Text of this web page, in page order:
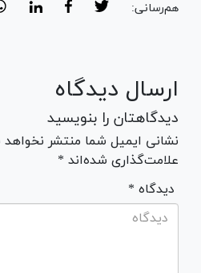
هم‌رسانی:
ارسال دیدگاه
دیدگاهتان را بنویسید
نشانی ایمیل شما منتشر
علامت‌گذاری شده‌اند *
* دیدگاه